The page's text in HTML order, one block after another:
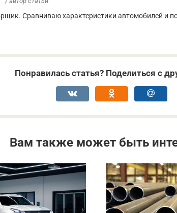
Сравниваю характеристики автомобилей и
Понравилась статья? Поделиться с
Вам также может быть